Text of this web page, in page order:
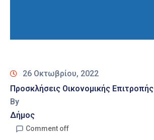
26 Οκτωβρίου, 2022
Προσκλήσεις Οικονομικής Επιτροπής
By
Δήμος
Comment off